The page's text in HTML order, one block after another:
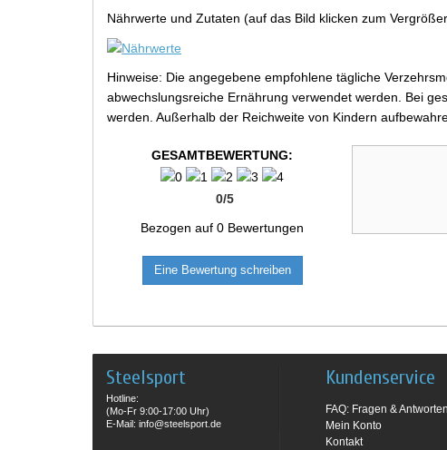
Nährwerte und Zutaten (auf das Bild klicken zum
Hinweise: Die angegebene empfohlene tägliche
abwechslungsreiche Ernährung verwendet werden. Bei
werden. Außerhalb der Reichweite von Kindern
GESAMTBEWERTUNG:
0/5
Bezogen auf0 Bewertungen
Eine Bewertung schreiben
Steelsport
Hotline:
(Mo-Fr 9:00-17:00 Uhr)
E-Mail: info@steelsport.de
Kundenservice
FAQ: Fragen & Antworten
Mein Konto
Kontakt